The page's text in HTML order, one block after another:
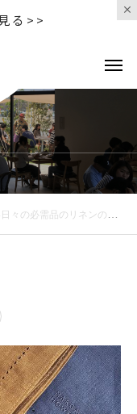
る>>
からヒントを得たというマスタードとライトブルー。．くわしくは@haus_howell へ．MARGARET HOWELLHOUSEHOLD GOODS.embroidered hankylinen dot hanky.#margarethowell #householdgoods #linenhanky#linen#handkerchief#麻#ハンカチ#dot#embroidery #hausmastue #島根 #松江